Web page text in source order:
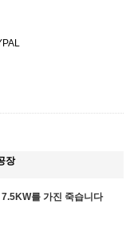
장
를 가진 죽습니다